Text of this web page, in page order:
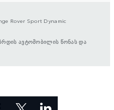
Rover Sport Dynamic
ავტომობილის წონას და